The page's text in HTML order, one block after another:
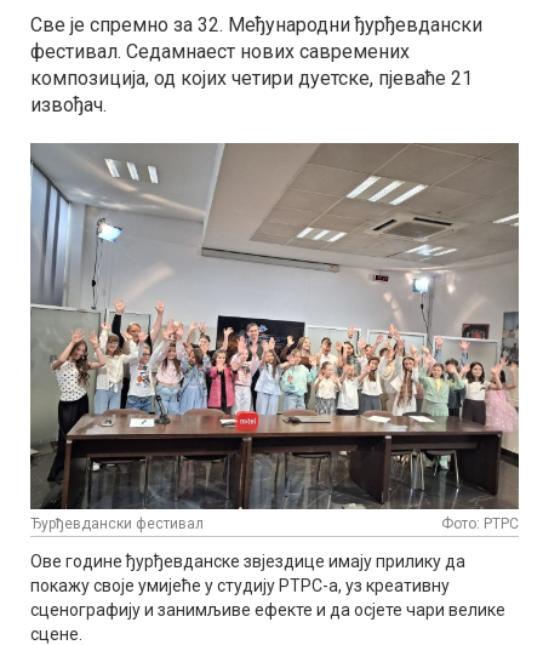
Све је спремно за 32. Међународни ђурђевдански
фестивал. Седамнаест нових савремених
композиција, од којих четири дуетске, пјеваће 21
извођач.
Ђурђевдански фестивал Фото: РТРС
Ове године ђурђевданске звјездице имају прилику да
покажу своје умијеће у студију РТРС-а, уз креативну
сценографију и занимљиве ефекте и да осјете чари велике
сцене.